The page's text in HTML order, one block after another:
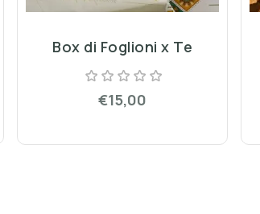
Box di Foglioni x Te
€15,00